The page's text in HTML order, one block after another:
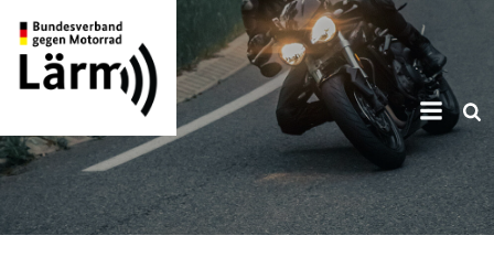
Zum
Inhalt
springen